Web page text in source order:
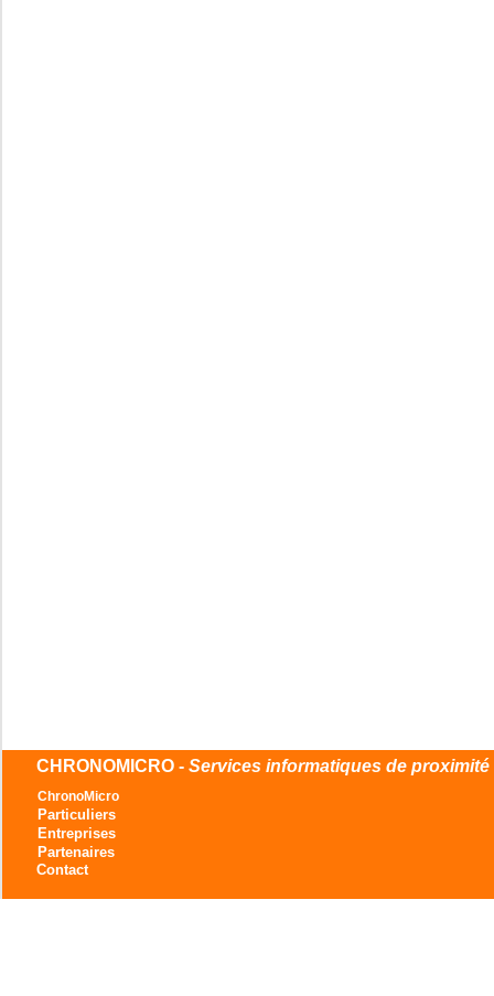
CHRONOMICRO - Services informatiques de proximité
ChronoMicro
Particuliers
Entreprises
Partenaires
Contact